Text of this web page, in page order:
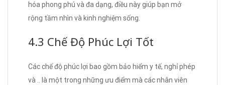
hóa phong phú và đa dạng, điều này giúp bạn mở
rộng tầm nhìn và kinh nghiệm sống.
4.3 Chế Độ Phúc Lợi Tốt
Các chế độ phúc lợi bao gồm bảo hiểm y tế, nghỉ phép
và .. là một trong những ưu điểm mà các nhân viên